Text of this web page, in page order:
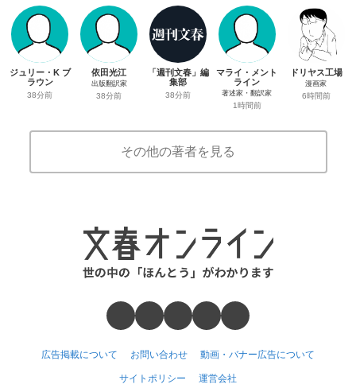
ジュリー・K ブ
ラウン
38分前
依田光江
出版翻訳家
38分前
「週刊文春」編
集部
38分前
マライ・メント
ライン
著述家・翻訳家
1時間前
ドリヤス工場
漫画家
6時間前
その他の著者を見る
広告掲載について お問い合わせ 動画・バナー広告について
サイトポリシー 運営会社